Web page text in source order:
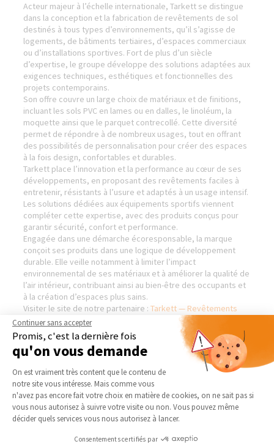
Acteur majeur à l’échelle internationale, Tarkett se distingue
dans la conception et la fabrication de revêtements de sol
destinés à tous types d’environnements, qu’il s’agisse de
logements, de bâtiments tertiaires, d’espaces commerciaux
ou d’installations sportives. Fort de plus d’un siècle
d’expertise, le groupe développe des solutions adaptées aux
exigences techniques, esthétiques et fonctionnelles des
projets contemporains.
Son offre couvre un large choix de matériaux et de finitions,
incluant les sols PVC en lames ou en dalles, le linoléum, la
moquette ainsi que le parquet contrecollé. Cette diversité
permet de répondre à de nombreux usages, tout en offrant
des possibilités de personnalisation pour créer des espaces
à la fois design, confortables et durables.
Tarkett place l’innovation et la performance au cœur de ses
développements, en proposant des revêtements faciles à
entretenir, résistants à l’usure et adaptés à un usage intensif.
Les solutions dédiées aux équipements sportifs viennent
compléter cette expertise, avec des produits conçus pour
garantir sécurité, confort et performance.
Engagée dans une démarche écoresponsable, la marque
conçoit ses produits dans une logique de développement
durable. Elle veille notamment à limiter l’impact
environnemental de ses matériaux et à améliorer la qualité de
l’air intérieur, contribuant ainsi au bien-être des occupants et
à la création d’espaces plus sains.
Visiter le site de notre partenaire :Tarkett — Revêtements
sols et murs
AGENCE DE LILLE-NORD
Qui sommes-nous
Actualités
Notre charte qualité
NOS DOMAINES
D’INTERVENTION
EXTENSION
RÉNOVATION INTÉRIEURE
TRAVAUX EXTÉRIEURS
Continuer sans accepter
Promis, c'est la dernière fois
qu'on vous demande
Plateforme de Gestion du
On est vraiment très content que le contenu de
notre site vous intéresse. Mais comme vous
n'avez pas encore fait votre choix en matière de cookies, on ne sait pas si
vous nous autorisez à suivre votre visite ou non. Vous pouvez même
décider quels services vous nous autorisez à lancer.
Consentements certifiés par
Axeptio consent